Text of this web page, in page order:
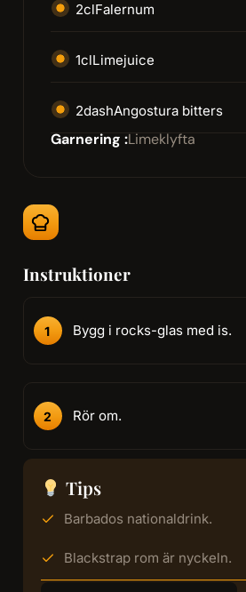
2clFalernum
1clLimejuice
2dashAngostura bitters
Garnering :Limeklyfta
Instruktioner
Bygg i rocks-glas med is.
Rör om.
Tips
Barbados nationaldrink.
Blackstrap rom är nyckeln.